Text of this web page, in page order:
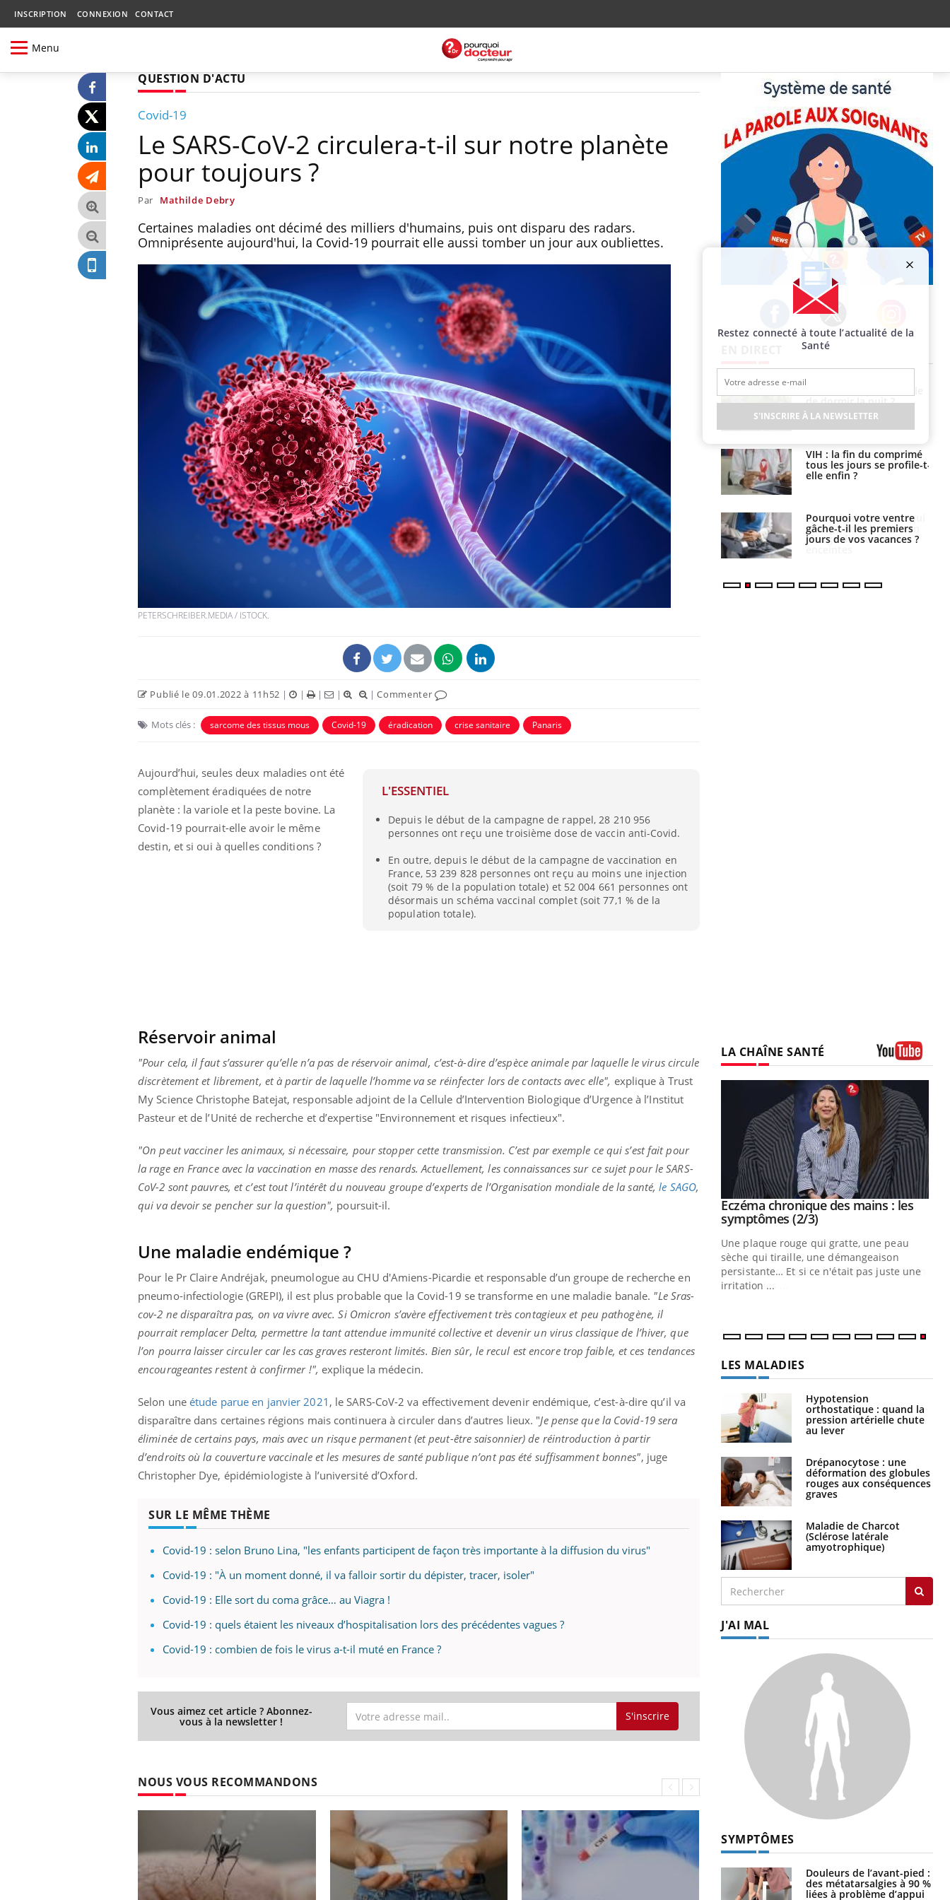
INSCRIPTION CONNEXION CONTACT
Menu
QUESTION D'ACTU
Covid-19
Le SARS-CoV-2 circulera-t-il sur notre planète
pour toujours ?
Par Mathilde Debry
Certaines maladies ont décimé des milliers d'humains, puis ont disparu des radars.
Omniprésente aujourd'hui, la Covid-19 pourrait elle aussi tomber un jour aux oubliettes.
PETERSCHREIBER.MEDIA / ISTOCK.
Publié le 09.01.2022 à 11h52 | | | | |Commenter
Mots clés : sarcome des tissus mous Covid-19 éradication crise sanitaire Panaris
L'ESSENTIEL
Depuis le début de la campagne de rappel, 28 210 956
personnes ont reçu une troisième dose de vaccin anti-Covid.
En outre, depuis le début de la campagne de vaccination en
France, 53 239 828 personnes ont reçu au moins une injection
(soit 79 % de la population totale) et 52 004 661 personnes ont
désormais un schéma vaccinal complet (soit 77,1 % de la
population totale).
Aujourd’hui, seules deux maladies ont été
complètement éradiquées de notre
planète : la variole et la peste bovine. La
Covid-19 pourrait-elle avoir le même
destin, et si oui à quelles conditions ?
Réservoir animal
"Pour cela, il faut s’assurer qu’elle n’a pas de réservoir animal, c’est-à-dire d’espèce animale par laquelle le virus circule
discrètement et librement, et à partir de laquelle l’homme va se réinfecter lors de contacts avec elle", explique à Trust
My Science Christophe Batejat, responsable adjoint de la Cellule d’Intervention Biologique d’Urgence à l’Institut
Pasteur et de l’Unité de recherche et d’expertise "Environnement et risques infectieux".
"On peut vacciner les animaux, si nécessaire, pour stopper cette transmission. C’est par exemple ce qui s’est fait pour
la rage en France avec la vaccination en masse des renards. Actuellement, les connaissances sur ce sujet pour le SARS-
CoV-2 sont pauvres, et c’est tout l’intérêt du nouveau groupe d’experts de l’Organisation mondiale de la santé,le SAGO,
qui va devoir se pencher sur la question", poursuit-il.
Une maladie endémique ?
Pour le Pr Claire Andréjak, pneumologue au CHU d'Amiens-Picardie et responsable d’un groupe de recherche en
pneumo-infectiologie (GREPI), il est plus probable que la Covid-19 se transforme en une maladie banale. "Le Sras-
cov-2 ne disparaîtra pas, on va vivre avec. Si Omicron s’avère effectivement très contagieux et peu pathogène, il
pourrait remplacer Delta, permettre la tant attendue immunité collective et devenir un virus classique de l’hiver, que
l’on pourra laisser circuler car les cas graves resteront limités. Bien sûr, le recul est encore trop faible, et ces tendances
encourageantes restent à confirmer !", explique la médecin.
Selon une étude parue en janvier 2021 , le SARS-CoV-2 va effectivement devenir endémique, c’est-à-dire qu’il va
disparaître dans certaines régions mais continuera à circuler dans d’autres lieux. "Je pense que la Covid-19 sera
éliminée de certains pays, mais avec un risque permanent (et peut-être saisonnier) de réintroduction à partir
d’endroits où la couverture vaccinale et les mesures de santé publique n’ont pas été suffisamment bonnes", juge
Christopher Dye, épidémiologiste à l’université d’Oxford.
SUR LE MÊME THÈME
Covid-19 : selon Bruno Lina, "les enfants participent de façon très importante à la diffusion du virus"
Covid-19 : "À un moment donné, il va falloir sortir du dépister, tracer, isoler"
Covid-19 : Elle sort du coma grâce… au Viagra !
Covid-19 : quels étaient les niveaux d’hospitalisation lors des précédentes vagues ?
Covid-19 : combien de fois le virus a-t-il muté en France ?
Vous aimez cet article ? Abonnez-
vous à la newsletter ! S'inscrire
NOUS VOUS RECOMMANDONS
Facebook Twitter Instagram
Chikungunya, dengue,
West Nile : que se passe-
t-il dans le sud de la
Les médicaments GLP-1
protègent-ils aussi les os
?
Cytomégalovirus : ce qui
change dans la prise en
charge des femmes
de dormir la nuit ?
VIH : la fin du comprimé
tous les jours se profile-t-
elle enfin ?
Pourquoi votre ventre
gâche-t-il les premiers
jours de vos vacances ?
LA CHAÎNE SANTÉ
COUP DE FOOD sur le diabèteYoutube
nouveau rendez-vous culinaire qui
bouscule les idées reçues ! Dans cet
épisode, une ...
Youtube
Quand l’entreprise mise sur le bien
"Les rendez-vous de la santé et de la
qualité de vie au travail" de Pourquoi
Docteur reçoivent Régis Blugeon, DRH et
directeur ...
comment protéger vos mains au quotidien
et éviter les ...
Youtube
Eczéma chronique des mains : les
symptômes (2/3)Youtube
Une plaque rouge qui gratte, une peau
sèche qui tiraille, une démangeaison
persistante… Et si ce n'était pas juste une
irritation ...
LES MALADIES
Hypotension
orthostatique : quand la
pression artérielle chute
au lever
Drépanocytose : une
déformation des globules
rouges aux conséquences
graves
Maladie de Charcot
(Sclérose latérale
amyotrophique)
J'AI MAL
SYMPTÔMES
Douleurs de l’avant-pied :
des métatarsalgies à 90 %
liées à problème d’appui
Restez connecté à toute l’actualité de la
Santé
S'INSCRIRE À LA NEWSLETTER